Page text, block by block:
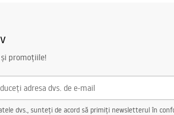
promoțiile!
dvs., sunteți de acord să primiți newsletterul în